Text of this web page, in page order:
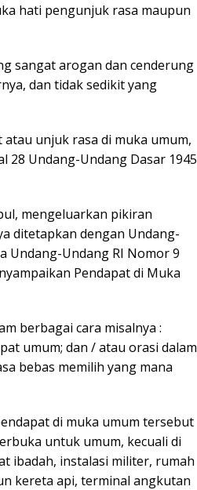
hati pengunjuk rasa maupun
sangat arogan dan cenderung
dan tidak sedikit yang
unjuk rasa di muka umum,
28 Undang-Undang Dasar 1945
mengeluarkan pikiran
ditetapkan dengan Undang-
Undang-Undang RI Nomor 9
Pendapat di Muka
berbagai cara misalnya :
umum; dan / atau orasi dalam
bebas memilih yang mana
di muka umum tersebut
untuk umum, kecuali di
ibadah, instalasi militer, rumah
kereta api, terminal angkutan